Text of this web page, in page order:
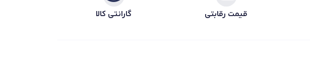
قیمت رقابتی گارانتی کالا